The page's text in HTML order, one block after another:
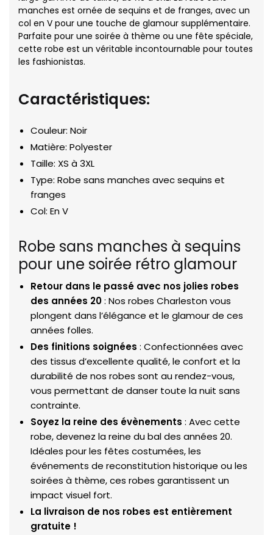
manches est ornée de sequins et de franges, avec un
col en V pour une touche de glamour supplémentaire.
Parfaite pour une soirée à thème ou une fête spéciale,
cette robe est un véritable incontournable pour toutes
les fashionistas.
Caractéristiques:
Couleur: Noir
Matière: Polyester
Taille: XS à 3XL
Type: Robe sans manches avec sequins et
franges
Col: En V
Robe sans manches à sequins
pour une soirée rétro glamour
Retour dans le passé avec nos jolies robes
des années 20: Nos robes Charleston vous
plongent dans l’élégance et le glamour de ces
années folles.
Des finitions soignées : Confectionnées avec
des tissus d’excellente qualité, le confort et la
durabilité de nos robes sont au rendez-vous,
vous permettant de danser toute la nuit sans
contrainte.
Soyez la reine des évènements : Avec cette
robe, devenez la reine du bal des années 20.
Idéales pour les fêtes costumées, les
événements de reconstitution historique ou les
soirées à thème, ces robes garantissent un
impact visuel fort.
La livraison de nos robes est entièrement
gratuite !